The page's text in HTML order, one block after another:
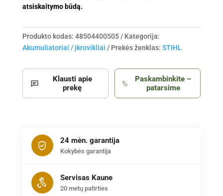
atsiskaitymo būdą.
Produkto kodas: 48504400505
Kategorija:
Akumuliatoriai / įkrovikliai
Prekės ženklas: STIHL
Klausti apie
prekę
Paskambinkite –
patarsime
24 mėn. garantija
Kokybės garantija
Servisas Kaune
20 metų patirties